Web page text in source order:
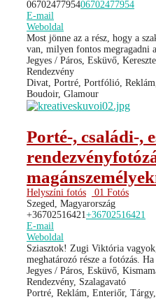
0670247795406702477954
E-mail
Weboldal
Most jönne az a rész, hogy a
van, milyen fontos megragadni a
Jegyes / Páros, Esküvő,
Rendezvény
Divat, Portré, Portfólió,
Boudoir, Glamour
Porté-, családi-,
Helyszíni fotós
01 Fotós
Szeged, Magyarország
+36702516421 +36702516421
E-mail
Weboldal
Sziasztok! Zugi Viktória
meghatározó része a fotózás. Ha
Jegyes / Páros, Esküvő,
Rendezvény, Szalagavató
Portré, Reklám, Enteriőr,